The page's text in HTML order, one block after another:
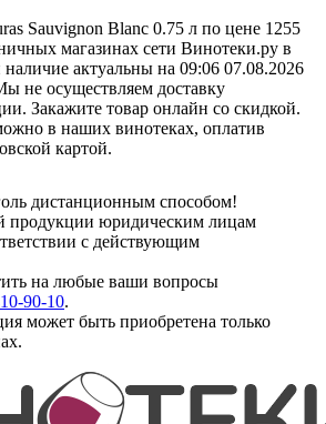
Sauvignon Blanc 0.75 л по цене 1255
магазинах сети Винотеки.ру в
актуальны на 09:06 07.08.2026
не осуществляем доставку
Закажите товар онлайн со скидкой.
в наших винотеках, оплатив
картой.
дистанционным способом!
продукции юридическим лицам
с действующим
на любые ваши вопросы
90-10.
может быть приобретена только